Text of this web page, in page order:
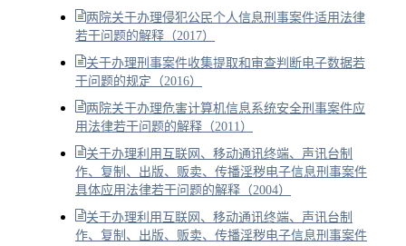
两院关于办理侵犯公民个人信息刑事案件适用法律
若干问题的解释（2017）
关于办理刑事案件收集提取和审查判断电子数据若
干问题的规定（2016）
两院关于办理危害计算机信息系统安全刑事案件应
用法律若干问题的解释（2011）
关于办理利用互联网、移动通讯终端、声讯台制
作、复制、出版、贩卖、传播淫秽电子信息刑事案件
具体应用法律若干问题的解释（2004）
关于办理利用互联网、移动通讯终端、声讯台制
作、复制、出版、贩卖、传播淫秽电子信息刑事案件